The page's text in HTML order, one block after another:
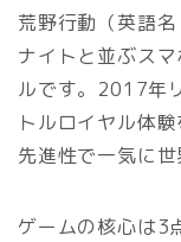
荒野行動（英語
ナイトと並ぶス
ルです。2017年
トルロイヤル体
先進性で一気に世
ゲームの核心は3